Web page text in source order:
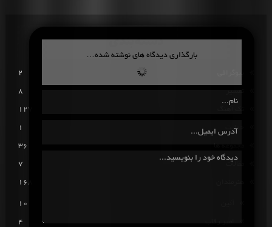
بارگذاری دیدگاه های نوشته شده…
دسته‌بندی
2
تفسیر 8
127
حمایت 1
مجموعه ها 36
7
168
10
امیر رقاب 4